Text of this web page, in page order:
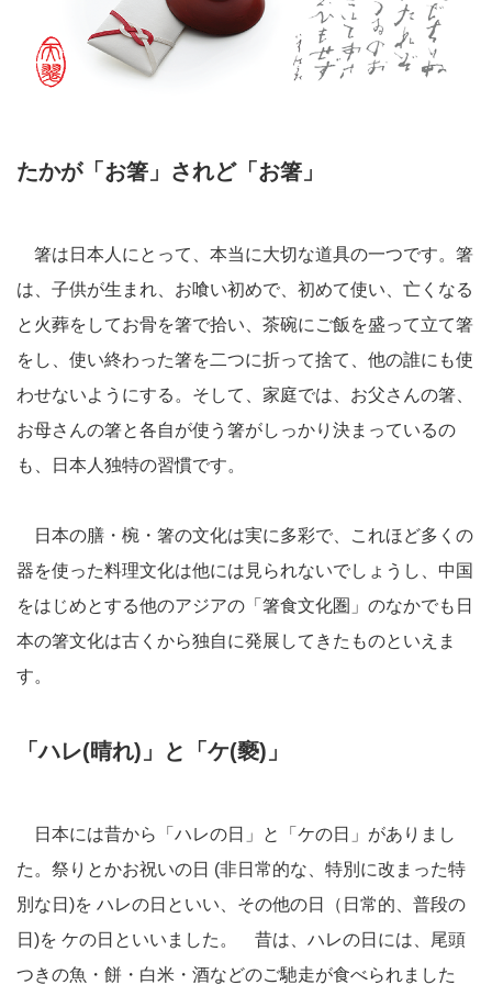
たかが「お箸」されど「お箸」
箸は日本人にとって、本当に大切な道具の一つです。箸
は、子供が生まれ、お喰い初めで、初めて使い、亡くなる
と火葬をしてお骨を箸で拾い、茶碗にご飯を盛って立て箸
をし、使い終わった箸を二つに折って捨て、他の誰にも使
わせないようにする。そして、家庭では、お父さんの箸、
お母さんの箸と各自が使う箸がしっかり決まっているの
も、日本人独特の習慣です。
日本の膳・椀・箸の文化は実に多彩で、これほど多くの
器を使った料理文化は他には見られないでしょうし、中国
をはじめとする他のアジアの「箸食文化圏」のなかでも日
本の箸文化は古くから独自に発展してきたものといえま
す。
「ハレ(晴れ)」と「ケ(褻)」
日本には昔から「ハレの日」と「ケの日」がありまし
た。祭りとかお祝いの日 (非日常的な、特別に改まった特
別な日)を ハレの日といい、その他の日（日常的、普段の
日)を ケの日といいました。 昔は、ハレの日には、尾頭
つきの魚・餅・白米・酒などのご馳走が食べられました